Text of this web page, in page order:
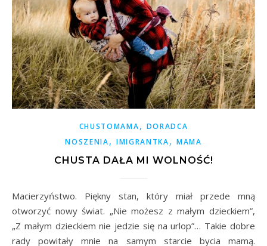
CHUSTOMAMA, DORADCA
NOSZENIA, IMIGRANTKA, MAMA
CHUSTA DAŁA MI WOLNOŚĆ!
Macierzyństwo. Piękny stan, który miał przede mną
otworzyć nowy świat. „Nie możesz z małym dzieckiem”,
„Z małym dzieckiem nie jedzie się na urlop”… Takie dobre
rady powitały mnie na samym starcie bycia mamą.